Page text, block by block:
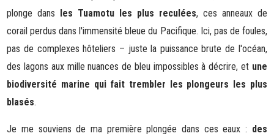
plonge dans les Tuamotu les plus reculées, ces anneaux de
corail perdus dans l'immensité bleue du Pacifique. Ici, pas de foules,
pas de complexes hôteliers – juste la puissance brute de l'océan,
des lagons aux mille nuances de bleu impossibles à décrire, et une
biodiversité marine qui fait trembler les plongeurs les plus
blasés.
Je me souviens de ma première plongée dans ces eaux : des